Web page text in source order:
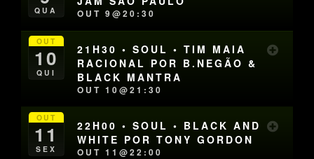
QUA OUT 9@20:30
OUT
10
QUI
21H30 • SOUL • TIM MAIA
RACIONAL POR B.NEGÃO &
BLACK MANTRA
OUT 10@21:30
OUT
11
SEX
22H00 • SOUL • BLACK AND
WHITE POR TONY GORDON
OUT 11@22:00